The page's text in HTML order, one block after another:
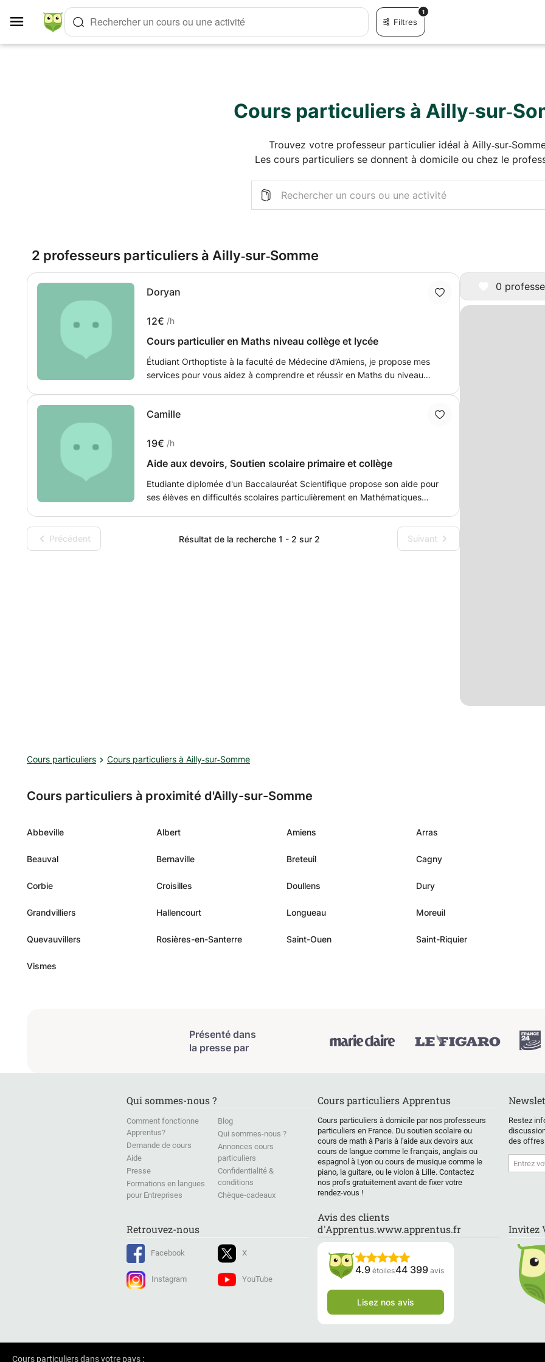
Rechercher un cours ou une activité Filtres
1
Cours particuliers à
Trouvez votre professeur particulier idéal à
Les cours particuliers se donnent à domicile ou chez le
0
2 professeurs particuliers à Ailly‑sur‑Somme
Doryan
12€ /h
Cours particulier en Maths niveau collège et lycée
Étudiant Orthoptiste à la faculté de Médecine d’Amiens, je propose mes
services pour vous aidez à comprendre et réussir en Maths du niveau
aider à réussir en math!
Camille
19€ /h
Aide aux devoirs, Soutien scolaire primaire et collège
Etudiante diplomée d'un Baccalauréat Scientifique propose son aide pour
ses élèves en difficultés scolaires particulièrement en Mathématiques
parle des exercices, c'est lui faire comprendre les différentes méthodes
pour aborder un exercice, les questions qu'il doit se poser et ce qu'il doit
Précédent Résultat de la recherche 1 - 2 sur 2 Suivant
Cours particuliers Cours particuliers à Ailly‑sur‑Somme
Cours particuliers à proximité d'Ailly-sur-Somme
Abbeville Albert Amiens Arras
Beauval Bernaville Breteuil Cagny
Corbie Croisilles Doullens Dury
Grandvilliers Hallencourt Longueau Moreuil
Quevauvillers Rosières-en-Santerre Saint-Ouen Saint-Riquier
Vismes
Présenté dans
la presse par
Qui sommes-nous ?
Comment fonctionne
Apprentus?
Demande de cours
Aide
Presse
Formations en langues
pour Entreprises
Blog
Qui sommes-nous ?
Annonces cours
particuliers
Confidentialité &
conditions
Chèque-cadeaux
Cours particuliers Apprentus
Cours particuliers à domicile par nos professeurs
particuliers en France. Du soutien scolaire ou
cours de math à Paris à l'aide aux devoirs aux
cours de langue comme le français, anglais ou
espagnol à Lyon ou cours de musique comme le
piano, la guitare, ou le violon à Lille. Contactez
nos profs gratuitement avant de fixer votre
rendez-vous !
Restez
des
Retrouvez-nous
Facebook
Instagram
X
YouTube
Avis des clients
d'Apprentus.www.apprentus.fr
4.9 étoiles44 399 avis
Lisez nos avis
Invitez
Cours particuliers dans votre pays :